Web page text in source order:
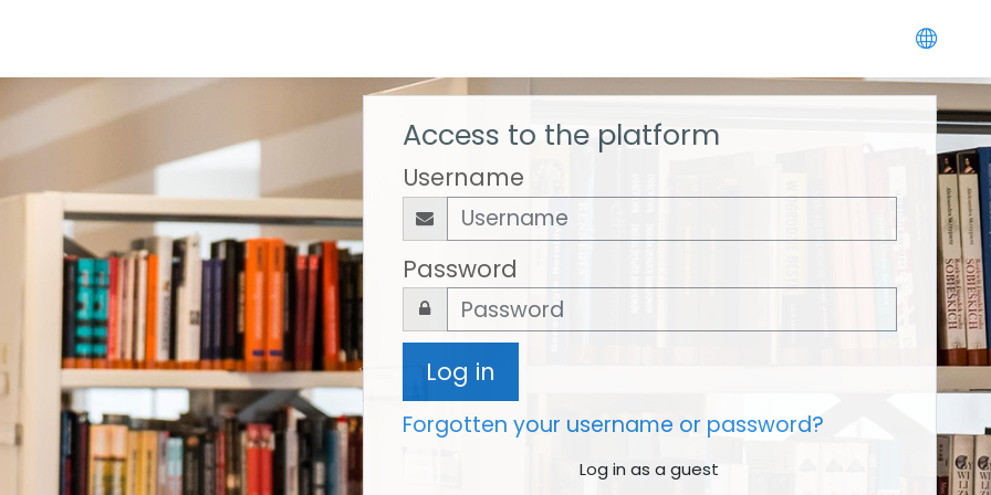
Access to the platform
Username
Password
Log in
Forgotten your username or password?
Log in as a guest